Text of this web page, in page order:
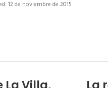
12 de noviembre de 2015